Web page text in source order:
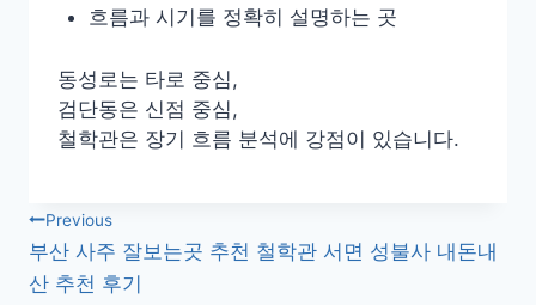
흐름과 시기를 정확히 설명하는 곳
동성로는 타로 중심,
검단동은 신점 중심,
철학관은 장기 흐름 분석에 강점이 있습니다.
글
내
Previous
부산 사주 잘보는곳 추천 철학관 서면 성불사 내돈내
산 추천 후기